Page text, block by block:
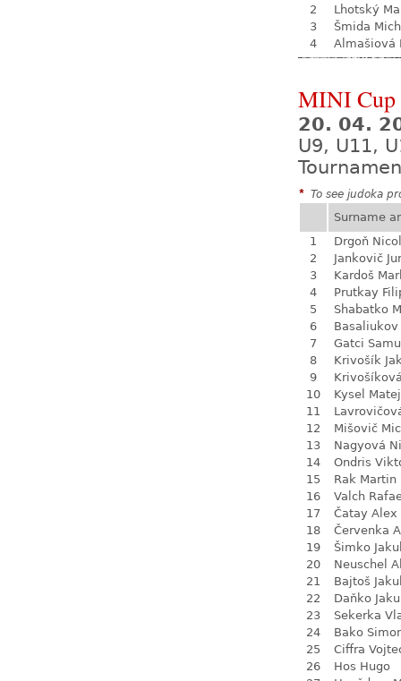
2
Lhotský
3
Šmida
4
Almašiová
MINI Cup
20. 04.
U9, U11,
* To see judoka
Surname
1
Drgoň
2
Jankovič
3
Kardoš
4
Prutkay
5
Shabatko
6
7
Gatci
8
Krivošík
9
10
Kysel Matej
11
12
Mišovič
13
Nagyová
14
Ondris
15
Rak Martin
16
Valch
17
Čatay Alex
18
Červenka
19
Šimko
20
Neuschel
21
Bajtoš
22
Daňko
23
Sekerka
24
Bako
25
Ciffra
26
Hos Hugo